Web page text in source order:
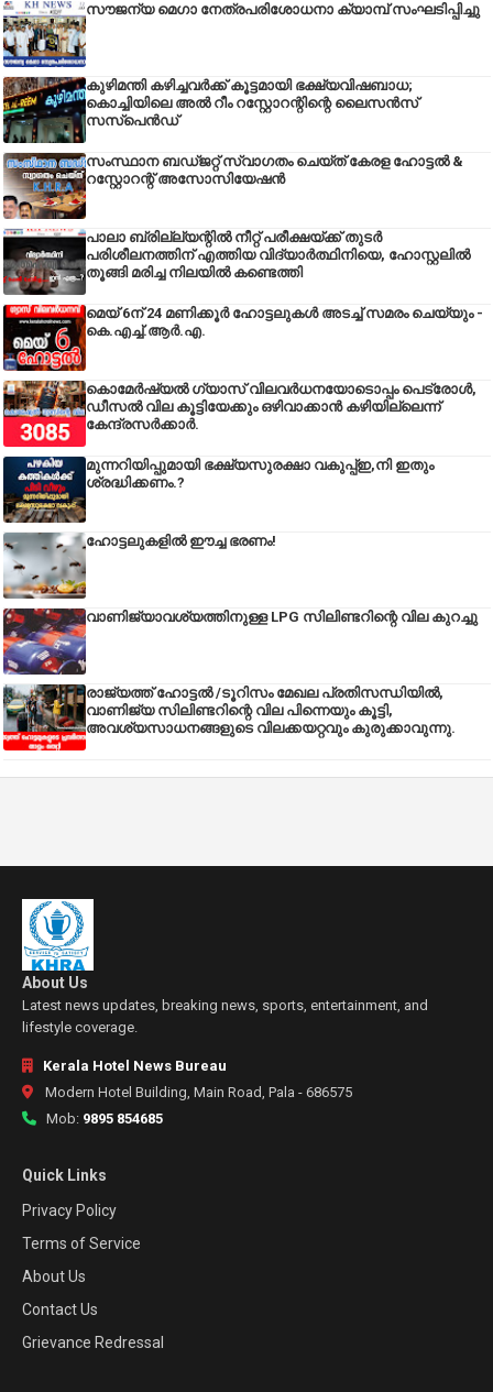
സൗജന്യ മെഗാ നേത്രപരിശോധനാ ക്യാമ്പ് സംഘടിപ്പിച്ചു
കുഴിമന്തി കഴിച്ചവർക്ക് കൂട്ടമായി ഭക്ഷ്യവിഷബാധ;
കൊച്ചിയിലെ അൽ റീം റസ്റ്റോറന്റിന്റെ ലൈസൻസ്
സസ്പെൻഡ്
സംസ്ഥാന ബഡ്‌ജറ്റ് സ്വാഗതം ചെയ്ത് കേരള ഹോട്ടൽ &
റസ്റ്റോറന്റ് അസോസിയേഷൻ
പാലാ ബ്രില്ല്യന്റിൽ നീറ്റ് പരീക്ഷയ്ക്ക് തുടർ
പരിശീലനത്തിന് എത്തിയ വിദ്യാർത്ഥിനിയെ, ഹോസ്റ്റലിൽ
തൂങ്ങി മരിച്ച നിലയിൽ കണ്ടെത്തി
മെയ് 6ന് 24 മണിക്കൂർ ഹോട്ടലുകൾ അടച്ച് സമരം ചെയ്യും -
കെ.എച്ച്.ആർ.എ.
കൊമേർഷ്യൽ ഗ്യാസ് വിലവർധനയോടൊപ്പം പെട്രോൾ,
ഡീസല്‍ വില കൂട്ടിയേക്കും ഒഴിവാക്കാന്‍ കഴിയില്ലെന്ന്
കേന്ദ്രസര്‍ക്കാര്‍.
മുന്നറിയിപ്പുമായി ഭക്ഷ്യസുരക്ഷാ വകുപ്പ്ഇ,നി ഇതും
ശ്രദ്ധിക്കണം.?
ഹോട്ടലുകളിൽ ഈച്ച ഭരണം!
വാണിജ്യാവശ്യത്തിനുള്ള LPG സിലിണ്ടറിന്റെ വില കുറച്ചു
രാജ്യത്ത് ഹോട്ടൽ /ടൂറിസം മേഖല പ്രതിസന്ധിയിൽ,
വാണിജ്യ സിലിണ്ടറിന്റെ വില പിന്നെയും കൂട്ടി,
അവശ്യസാധനങ്ങളുടെ വിലക്കയറ്റവും കുരുക്കാവുന്നു.
About Us
Latest news updates, breaking news, sports, entertainment, and
lifestyle coverage.
Kerala Hotel News Bureau
Modern Hotel Building, Main Road, Pala - 686575
Mob: 9895 854685
Quick Links
Privacy Policy
Terms of Service
About Us
Contact Us
Grievance Redressal